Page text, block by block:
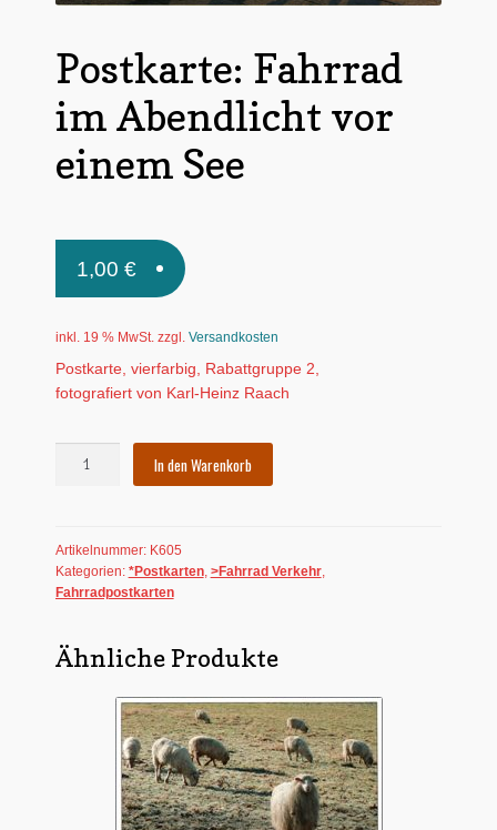
Schnäppchen
Dies + Das
Bücher
Individuelle Motive
Gummiertes Papier
Postkarte: Fahrrad
im Abendlicht vor
einem See
1,00 €
inkl. 19 % MwSt. zzgl. Versandkosten
Postkarte, vierfarbig, Rabattgruppe 2,
fotografiert von Karl-Heinz Raach
vor
einem
See
In den Warenkorb
Artikelnummer: K605
Kategorien: *Postkarten, >Fahrrad Verkehr,
Fahrradpostkarten
Ähnliche Produkte